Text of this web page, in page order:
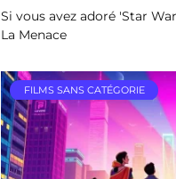
Si vous avez adoré 'Star
La Menace
FILMS SANS CATÉGORIE